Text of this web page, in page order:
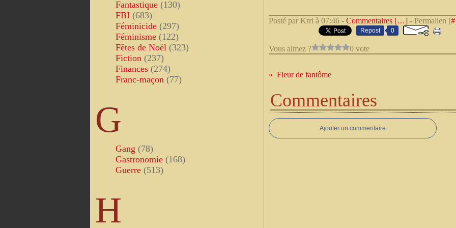
Fantastique (130)
FBI (683)
Féminicide (297)
Féminisme (122)
Fêtes de Noël (323)
Fiction (237)
Finances (274)
Franc-maçon (77)
G
Gang (78)
Gastronomie (168)
Guerre (513)
H
Posté par Krri à 07:46 - Commentaires […] - Permalien [#
Repost 0
Vous aimez ? 0 vote
Fleur de fantôme
Commentaires
Ajouter un commentaire